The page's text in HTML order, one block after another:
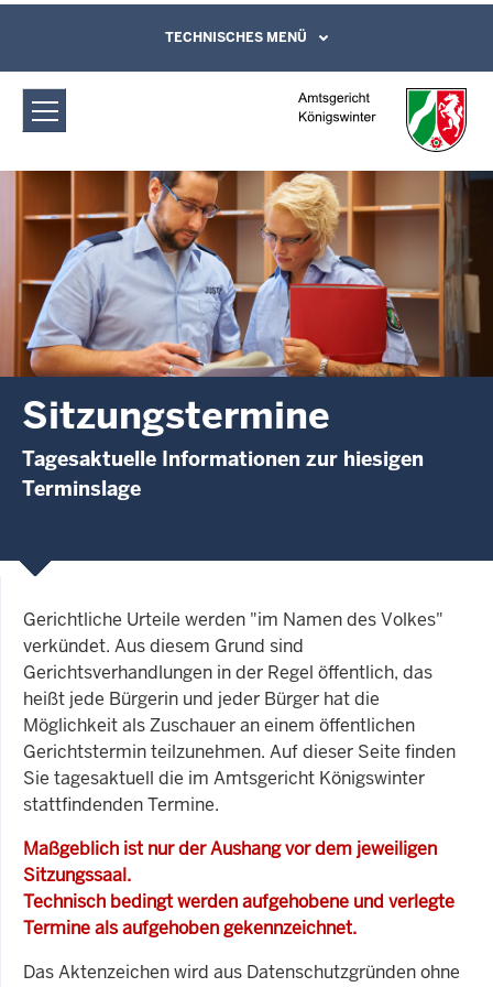
Amtsgericht Königswinter:
Sitzungstermine
Direkt zum Inhalt
Leichte Sprache, Gebärdensprachenvideo
und Kontaktformular
TECHNISCHES MENÜ
Sitzungstermine
Tagesaktuelle Informationen zur hiesigen
Terminslage
Gerichtliche Urteile werden "im Namen des Volkes"
verkündet. Aus diesem Grund sind
Gerichtsverhandlungen in der Regel öffentlich, das
heißt jede Bürgerin und jeder Bürger hat die
Möglichkeit als Zuschauer an einem öffentlichen
Gerichtstermin teilzunehmen. Auf dieser Seite finden
Sie tagesaktuell die im Amtsgericht Königswinter
stattfindenden Termine.
Maßgeblich ist nur der Aushang vor dem jeweiligen
Sitzungssaal.
Technisch bedingt werden aufgehobene und verlegte
Termine als aufgehoben gekennzeichnet.
Das Aktenzeichen wird aus Datenschutzgründen ohne